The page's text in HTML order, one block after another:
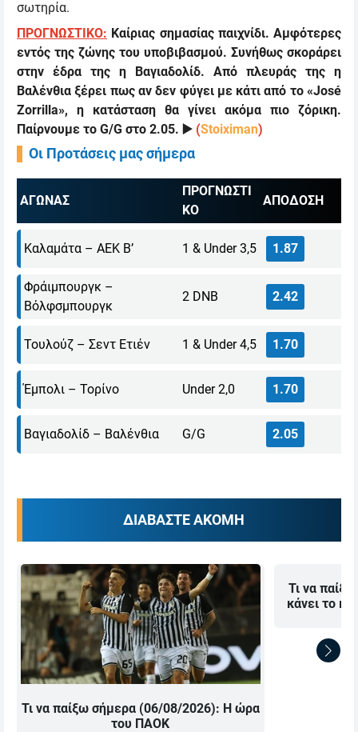
σωτηρία.
ΠΡΟΓΝΩΣΤΙΚΟ: Καίριας σημασίας παιχνίδι. Αμφότερες
εντός της ζώνης του υποβιβασμού. Συνήθως σκοράρει
στην έδρα της η Βαγιαδολίδ. Από πλευράς της η
Βαλένθια ξέρει πως αν δεν φύγει με κάτι από το «José
Zorrilla», η κατάσταση θα γίνει ακόμα πιο ζόρικη.
Παίρνουμε το G/G στο 2.05. ▶️ (Stoiximan)
Οι Προτάσεις μας σήμερα
ΑΓΩΝΑΣ
ΠΡΟΓΝΩΣΤΙ
ΚΟ
ΑΠΟΔΟΣΗ
Καλαμάτα – ΑΕΚ Β’ 1 & Under 3,5 1.87
Φράιμπουργκ –
Βόλφσμπουργκ
2 DNB 2.42
Τουλούζ – Σεντ Ετιέν 1 & Under 4,5 1.70
Έμπολι – Τορίνο Under 2,0 1.70
Βαγιαδολίδ – Βαλένθια G/G 2.05
ΔΙΑΒΑΣΤΕ ΑΚΟΜΗ
Τι να παίξω σήμερα (06/08/2026): Η ώρα
του ΠΑΟΚ
Τι να
κάνει το